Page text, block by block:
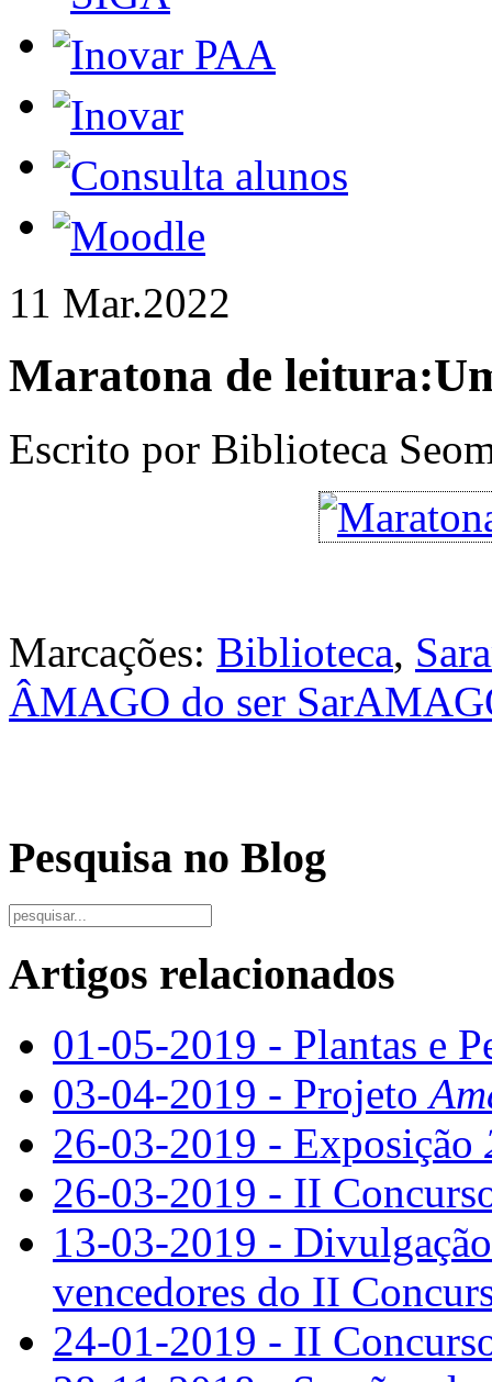
11 Mar.2022
Maratona de leitura:
Escrito por Biblioteca
Marcações: Biblioteca,
ÂMAGO do ser
Pesquisa no Blog
Artigos relacionados
01-05-2019 - Plantas e
03-04-2019 - Projeto
26-03-2019 - Exposição
26-03-2019 - II
13-03-2019 -
vencedores do II
24-01-2019 - II